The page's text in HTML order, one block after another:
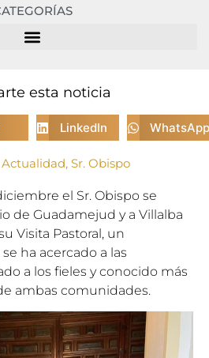
esta noticia
LinkedIn WhatsApp
Actualidad, Sr. Obispo
el Sr. Obispo se
de Guadamejud y a Villalba
Visita Pastoral, un
ha acercado a las
a los fieles y conocido más
ambas comunidades.